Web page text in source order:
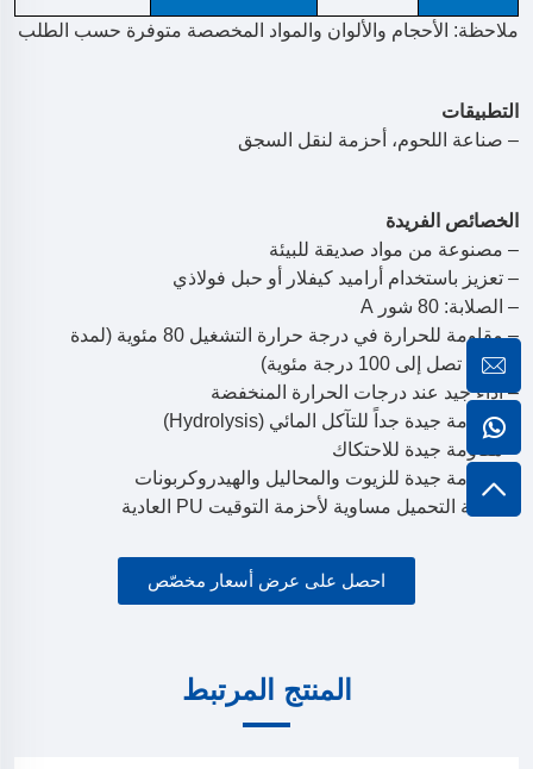
ملاحظة: الأحجام والألوان والمواد المخصصة متوفرة حسب الطلب
التطبيقات
– صناعة اللحوم، أحزمة لنقل السجق
الخصائص الفريدة
– مصنوعة من مواد صديقة للبيئة
– تعزيز باستخدام أراميد كيفلار أو حبل فولاذي
– الصلابة: 80 شور A
– مقاومة للحرارة في درجة حرارة التشغيل 80 مئوية (لمدة
قصيرة تصل إلى 100 درجة مئوية)
– أداء جيد عند درجات الحرارة المنخفضة
– مقاومة جيدة جداً للتآكل المائي (Hydrolysis)
– مقاومة جيدة للاحتكاك
– مقاومة جيدة للزيوت والمحاليل والهيدروكربونات
– قابلية التحميل مساوية لأحزمة التوقيت PU العادية
احصل على عرض أسعار مخصّص
المنتج المرتبط